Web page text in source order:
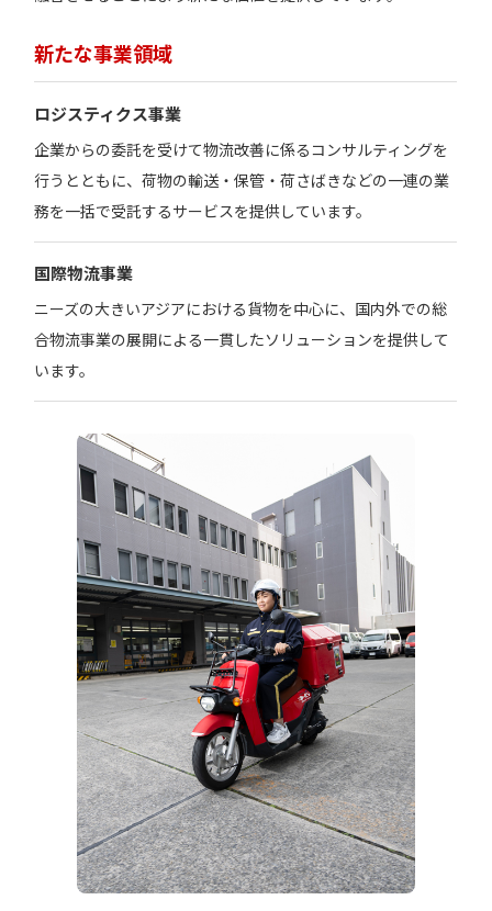
新たな事業領域
ロジスティクス事業
企業からの委託を受けて物流改善に係るコンサルティングを
行うとともに、荷物の輸送・保管・荷さばきなどの一連の業
務を一括で受託するサービスを提供しています。
国際物流事業
ニーズの大きいアジアにおける貨物を中心に、国内外での総
合物流事業の展開による一貫したソリューションを提供して
います。